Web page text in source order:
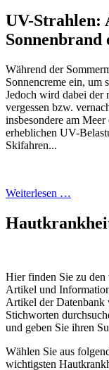
UV-Strahlen:
Sonnenbrand
Während der
Sonnencreme ein, um
Jedoch wird dabei
vergessen bzw.
insbesondere am
erheblichen UV-
Skifahren...
Weiterlesen …
Hier finden Sie zu den
Artikel und
Artikel der Datenbank
Stichworten
und geben Sie ihren
Wählen Sie aus
wichtigsten